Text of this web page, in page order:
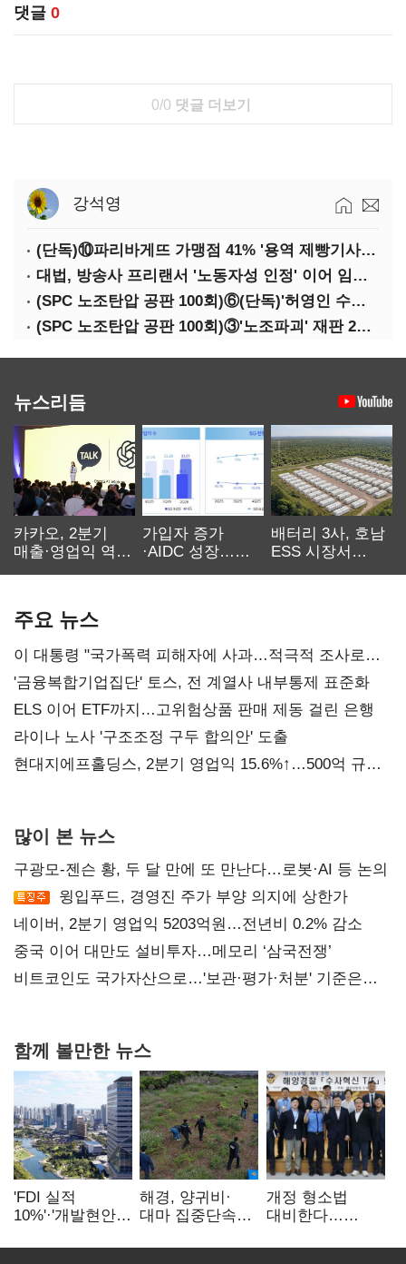
댓글 0
0/0 댓글 더보기
강석영
(단독)⑩파리바게뜨 가맹점 41% '용역 제빵기사 없어'…고용불안 속 브랜드가치도 '흔들'
대법, 방송사 프리랜서 '노동자성 인정' 이어 임금차별 '제동'
(SPC 노조탄압 공판 100회)⑥(단독)'허영인 수사기밀 유출' 임원, 출소하자 '억대 연봉' 고문으로
(SPC 노조탄압 공판 100회)③'노조파괴' 재판 2년 만의 증언…파리바게뜨 지회장 "허영인에 엄벌을"
뉴스리듬
카카오, 2분기
매출·영업익 역대
가입자 증가
·AIDC 성장…
배터리 3사, 호남
ESS 시장서
주요 뉴스
이 대통령 "국가폭력 피해자에 사과…적극적 조사로
진실 밝혀야"
'금융복합기업집단' 토스, 전 계열사 내부통제 표준화
ELS 이어 ETF까지…고위험상품 판매 제동 걸린 은행
라이나 노사 '구조조정 구두 합의안' 도출
현대지에프홀딩스, 2분기 영업익 15.6%↑…500억 규모
많이 본 뉴스
구광모-젠슨 황, 두 달 만에 또 만난다…로봇·AI 등 논의
윙입푸드, 경영진 주가 부양 의지에 상한가
네이버, 2분기 영업익 5203억원…전년비 0.2% 감소
중국 이어 대만도 설비투자…메모리 ‘삼국전쟁’
비트코인도 국가자산으로…'보관·평가·처분' 기준은
함께 볼만한 뉴스
'FDI 실적
10%'·'개발현안
인천경제청장
해경, 양귀비·
대마 집중단속…
249명 검거
개정 형소법
대비한다…
'수사혁신TF'